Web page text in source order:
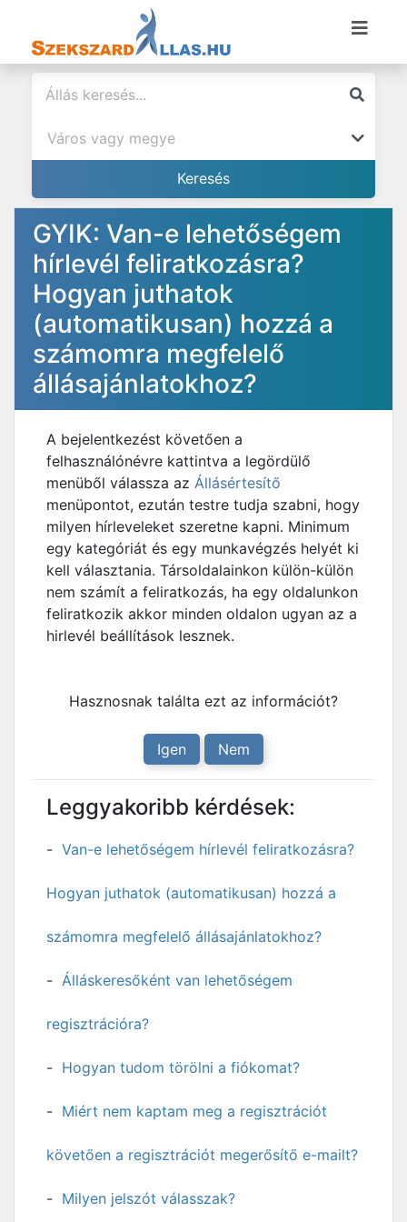
GYIK: Van-e lehetőségem
hírlevél feliratkozásra?
Hogyan juthatok
(automatikusan) hozzá a
számomra megfelelő
állásajánlatokhoz?
A bejelentkezést követően a
felhasználónévre kattintva a legördülő
menüből válassza az Állásértesítő
menüpontot, ezután testre tudja szabni, hogy
milyen hírleveleket szeretne kapni. Minimum
egy kategóriát és egy munkavégzés helyét ki
kell választania. Társoldalainkon külön-külön
nem számít a feliratkozás, ha egy oldalunkon
feliratkozik akkor minden oldalon ugyan az a
hirlevél beállítások lesznek.
Hasznosnak találta ezt az információt?
Igen Nem
Leggyakoribb kérdések:
Van-e lehetőségem hírlevél feliratkozásra?
Hogyan juthatok (automatikusan) hozzá a
számomra megfelelő állásajánlatokhoz?
Álláskeresőként van lehetőségem
regisztrációra?
Hogyan tudom törölni a fiókomat?
Miért nem kaptam meg a regisztrációt
követően a regisztrációt megerősítő e-mailt?
Milyen jelszót válasszak?